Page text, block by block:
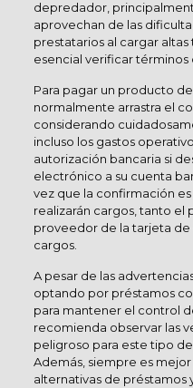
depredador,
aprovechan de las
prestatarios al cargar
esencial verificar términos
Para pagar un producto
normalmente arrastra el
considerando
incluso los gastos
autorización bancaria si
electrónico a su cuenta
vez que la confirmación
realizarán cargos, tanto el
proveedor de la tarjeta
cargos.
A pesar de las
optando por préstamos
para mantener el control
recomienda observar las
peligroso para este tipo
Además, siempre es
alternativas de préstamos